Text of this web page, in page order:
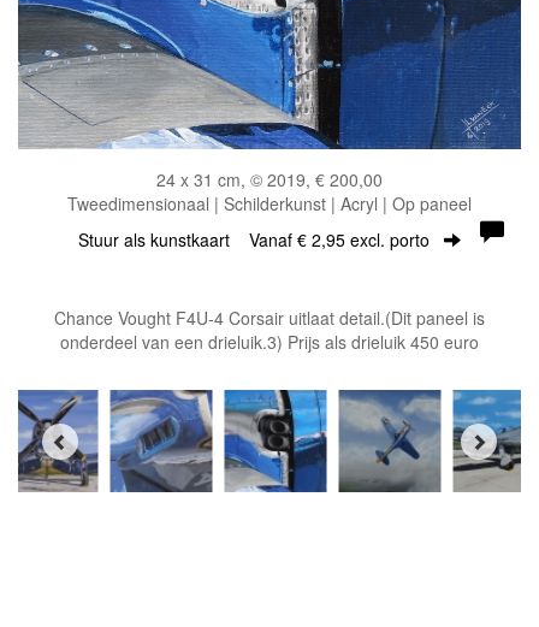
24 x 31 cm, © 2019, € 200,00
Tweedimensionaal | Schilderkunst | Acryl | Op paneel
Stuur als kunstkaart Vanaf € 2,95 excl. porto
Chance Vought F4U-4 Corsair uitlaat detail.(Dit paneel is
onderdeel van een drieluik.3) Prijs als drieluik 450 euro